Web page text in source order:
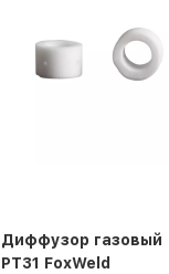
Диффузор газовый
PT31 FoxWeld